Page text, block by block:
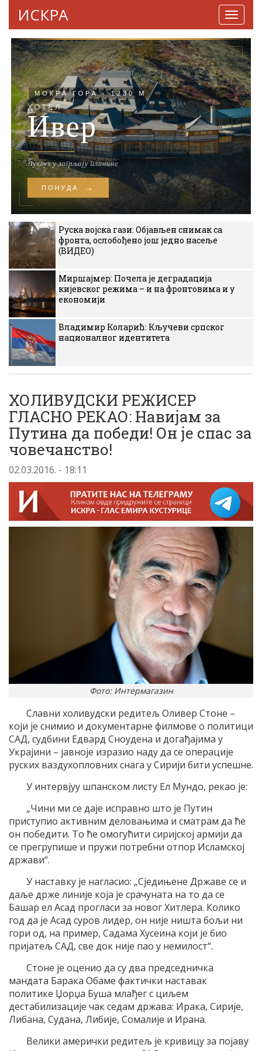
ИСКРА
Руска војска гази: Објављен снимак са
фронта, ослобођено још једно насеље
(ВИДЕО)
Миршајмер: Почела је деградација
кијевског режима – и на фронтовима и у
економији
Владимир Коларић: Кључеви српског
националног идентитета
ХОЛИВУДСКИ РЕЖИСЕР
ГЛАСНО РЕКАО: Навијам за
Путина да победи! Он је спас за
човечанство!
02.03.2016. - 18:11
Фото: Интермагазин
Славни холивудски редитељ Оливер Стоне –
који је снимио и документарне филмове о политици
САД, судбини Едвард Сноудена и догађајима у
Украјини – јавноје изразио наду да се операције
руских ваздухопловних снага у Сирији бити успешне.
У интервјуу шпанском листу Ел Мундо, рекао је:
„Чини ми се даје исправно што је Путин
приступио активним деловањима и сматрам да ће
он победити. То ће омогућити сиријској армији да
се прегрупише и пружи потребни отпор Исламској
држави“.
У наставку је нагласио: „Сједињене Државе се и
даље држе линије која је срачуната на то да се
Башар ел Асад прогласи за новог Хитлера. Колико
год да је Асад суров лидер, он није ништа бољи ни
гори од, на пример, Садама Хусеина који је био
пријатељ САД, све док није пао у немилост“.
Стоне је оценио да су два председничка
мандата Барака Обаме фактички наставак
политике Џорџа Буша млађег с циљем
дестабилизације чак седам држава: Ирака, Сирије,
Либана, Судана, Либије, Сомалије и Ирана.
Велики амерички редитељ је кривицу за појаву